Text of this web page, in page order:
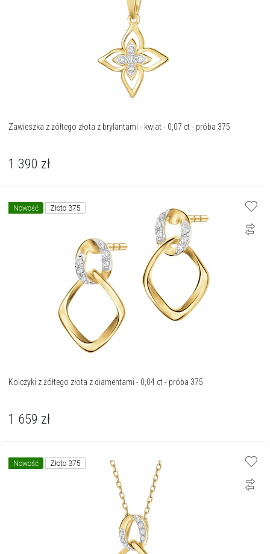
Zawieszka z żółtego złota z brylantami - kwiat - 0,07 ct - próba 375
1 390 zł
Nowość Złoto 375
Kolczyki z żółtego złota z diamentami - 0,04 ct - próba 375
1 659 zł
Nowość Złoto 375